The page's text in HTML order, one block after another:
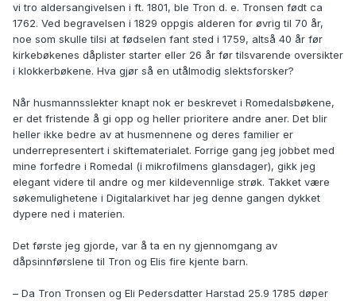
vi tro aldersangivelsen i ft. 1801, ble Tron d. e. Tronsen født ca
1762. Ved begravelsen i 1829 oppgis alderen for øvrig til 70 år,
noe som skulle tilsi at fødselen fant sted i 1759, altså 40 år før
kirkebøkenes dåplister starter eller 26 år før tilsvarende oversikter
i klokkerbøkene. Hva gjør så en utålmodig slektsforsker?
Når husmannsslekter knapt nok er beskrevet i Romedalsbøkene,
er det fristende å gi opp og heller prioritere andre aner. Det blir
heller ikke bedre av at husmennene og deres familier er
underrepresentert i skiftematerialet. Forrige gang jeg jobbet med
mine forfedre i Romedal (i mikrofilmens glansdager), gikk jeg
elegant videre til andre og mer kildevennlige strøk. Takket være
søkemulighetene i Digitalarkivet har jeg denne gangen dykket
dypere ned i materien.
Det første jeg gjorde, var å ta en ny gjennomgang av
dåpsinnførslene til Tron og Elis fire kjente barn.
– Da Tron Tronsen og Eli Pedersdatter Harstad 25.9 1785 døper